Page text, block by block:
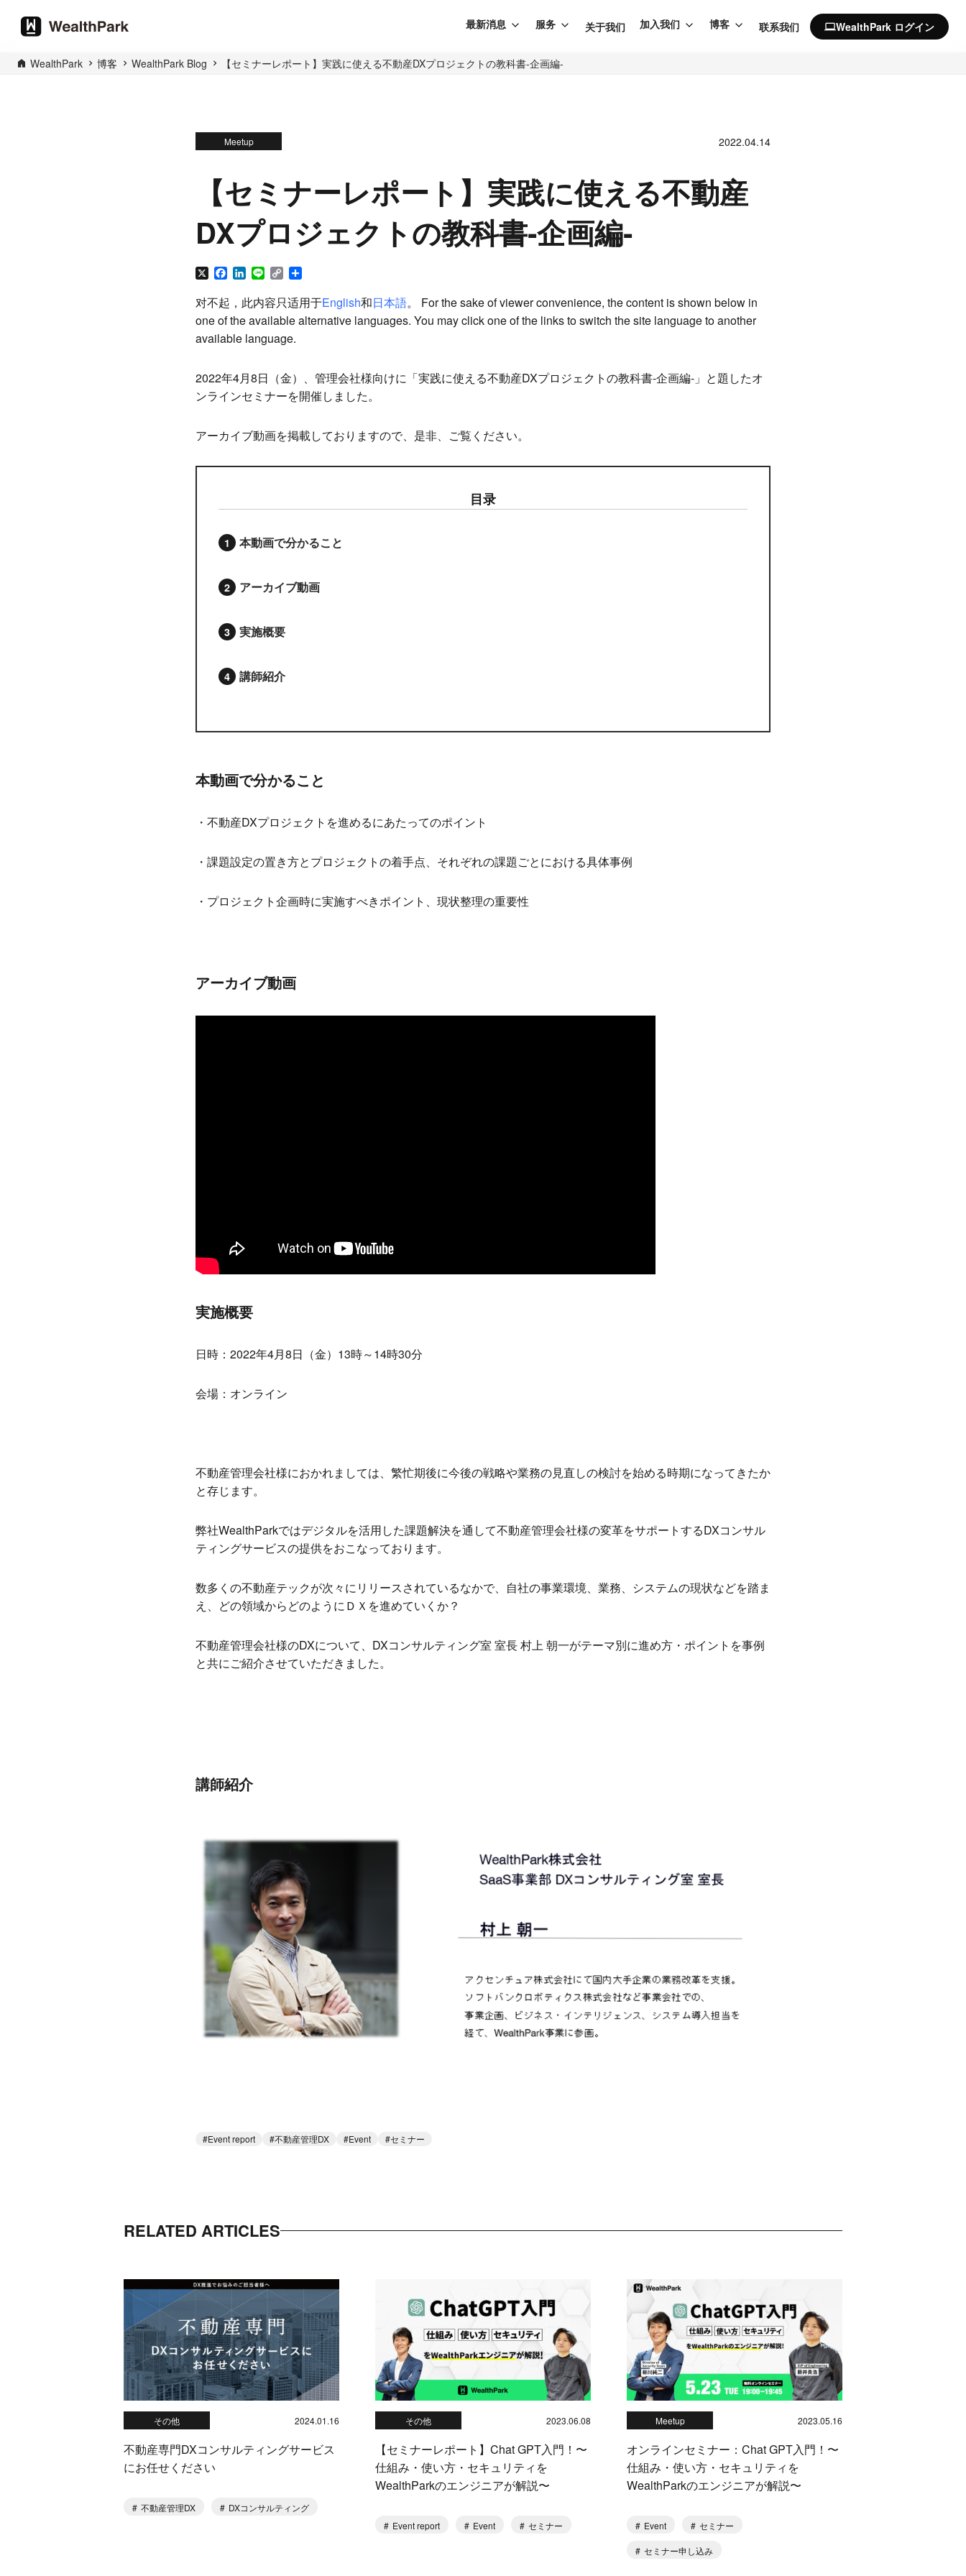
最新消息 服务 关于我们 加入我们 博客 联系我们 computerWealthPark ログイン
WealthPark 博客 WealthPark Blog 【セミナーレポート】実践に使える不動産DXプロジェクトの教科書‐企画編‐
Meetup 2022.04.14
【セミナーレポート】実践に使える不動産
DXプロジェクトの教科書‐企画編‐
X Facebook
LinkedIn
Line Copy
对不起，此内容只适用于English和日本語。 For the sake of viewer convenience, the content is shown below in
one of the available alternative languages. You may click one of the links to switch the site language to another
available language.
2022年4月8日（金）、管理会社様向けに「実践に使える不動産DXプロジェクトの教科書‐企画編‐ 」と題したオ
ンラインセミナーを開催しました。
アーカイブ動画を掲載しておりますので、是非、ご覧ください。
目录
本動画で分かること
アーカイブ動画
実施概要
講師紹介
本動画で分かること
・不動産DXプロジェクトを進めるにあたってのポイント
・課題設定の置き方とプロジェクトの着手点、それぞれの課題ごとにおける具体事例
・プロジェクト企画時に実施すべきポイント、現状整理の重要性
アーカイブ動画
実施概要
日時：2022年4月8日（金）13時～14時30分
会場：オンライン
不動産管理会社様におかれましては、繁忙期後に今後の戦略や業務の見直しの検討を始める時期になってきたか
と存じます。
弊社WealthParkではデジタルを活用した課題解決を通して不動産管理会社様の変革をサポートするDXコンサル
ティングサービスの提供をおこなっております。
数多くの不動産テックが次々にリリースされているなかで、自社の事業環境、業務、システムの現状などを踏ま
え、どの領域からどのようにＤＸを進めていくか？
不動産管理会社様のDXについて、DXコンサルティング室 室長 村上 朝一がテーマ別に進め方・ポイントを事例
と共にご紹介させていただきました。
講師紹介
Event report 不動産管理DX Event セミナー
RELATED ARTICLES
その他 2024.01.16
不動産専門DXコンサルティングサービス
にお任せください
不動産管理DX DXコンサルティング
その他 2023.06.08
【セミナーレポート】Chat GPT入門！〜
仕組み・使い方・セキュリティを
WealthParkのエンジニアが解説〜
Event report Event セミナー
Meetup 2023.05.16
オンラインセミナー：Chat GPT入門！〜
仕組み・使い方・セキュリティを
WealthParkのエンジニアが解説〜
Event セミナー
セミナー申し込み